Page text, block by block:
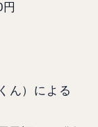
円
ん）による